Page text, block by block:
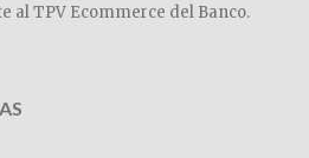
al TPV Ecommerce del Banco.